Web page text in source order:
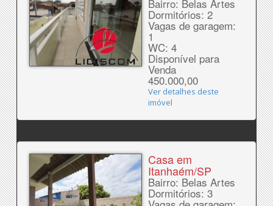
Bairro: Belas Artes
Dormitórios: 2
Vagas de garagem:
1
WC: 4
Disponível para
Venda
450.000,00
Ver detalhes deste
imóvel
Casa em
Itanhaém/SP
Bairro: Belas Artes
Dormitórios: 3